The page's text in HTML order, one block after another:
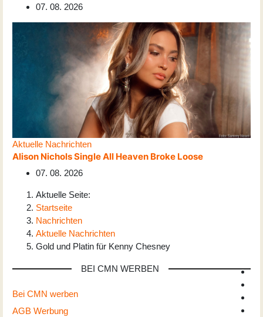
07. 08. 2026
Aktuelle Nachrichten
Alison Nichols Single All Heaven Broke Loose
07. 08. 2026
Aktuelle Seite:
Startseite
Nachrichten
Aktuelle Nachrichten
Gold und Platin für Kenny Chesney
BEI CMN WERBEN
Bei CMN werben
AGB Werbung